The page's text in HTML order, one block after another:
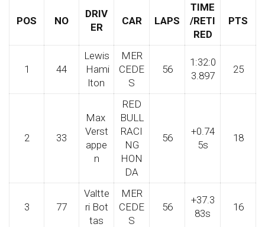
POS NO
DRIV
ER
CAR LAPS
TIME
/RETI
RED
PTS
1 44
Lewis
Hami
lton
MER
CEDE
S
56
1:32:0
3.897
25
2 33
Max
Verst
appe
n
RED
BULL
RACI
NG
HON
DA
56
+0.74
5s
18
3 77
Valtte
ri Bot
tas
MER
CEDE
S
56
+37.3
83s
16